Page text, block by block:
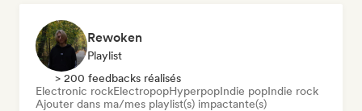
Rewoken
Playlist
> 200 feedbacks réalisés
Electronic rockElectropopHyperpopIndie popIndie rock
Ajouter dans ma/mes playlist(s) impactante(s)